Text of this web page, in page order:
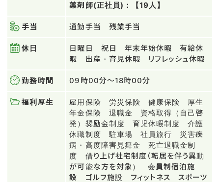
薬剤師(正社員)：【19人】
手当 通勤手当 残業手当
休日
日曜日 祝日 年末年始休暇 有給休
暇 出産・育児休暇 リフレッシュ休暇
勤務時間 09時00分～18時00分
福利厚生
雇用保険 労災保険 健康保険 厚生
年金保険 退職金 資格取得（自己啓
発）奨励金制度 育児休暇制度 介護
休職制度 駐車場 社員旅行 災害疾
病・高度障害見舞金 死亡退職金制
度 借り上げ社宅制度（転居を伴う異動
が可能な方を対象） 会員制宿泊施
設 ゴルフ施設 フィットネス スポーツ